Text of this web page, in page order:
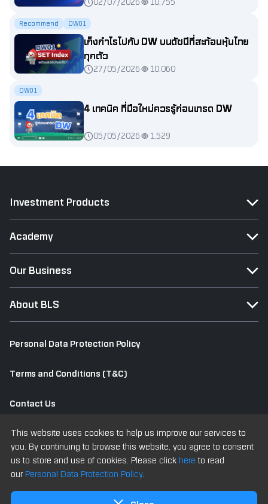
Recommend DW01
เก็งกำไรไปกับ DW บนดัชนีที่สะท้อนหุ้นไทย
ทุกตัว
27/05/2026 10,060
DW01
4 เทคนิค ที่มือใหม่ควรรู้ก่อนเทรด DW
05/05/2026 1,529
This website uses cookies to help us improve our services to
you. By continuing to browse this website, you agree to consent
us to store and use of cookies. Please click hereto read
ourPersonal Data Protection Policy.
Investment Products
Academy
Our Business
About BLS
Personal Data Protection Policy
Terms and Conditions (T&C)
Contact Us
Old Website
Copyright © 2025 All Rights Reserved Bualuang Securities PCL